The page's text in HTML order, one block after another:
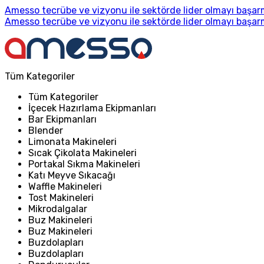
Amesso tecrübe ve vizyonu ile sektörde lider olmayı
Amesso tecrübe ve vizyonu ile sektörde lider olmayı
Tüm Kategoriler
Tüm Kategoriler
İçecek Hazırlama Ekipmanları
Bar Ekipmanları
Blender
Limonata Makineleri
Sıcak Çikolata Makineleri
Portakal Sıkma Makineleri
Katı Meyve Sıkacağı
Waffle Makineleri
Tost Makineleri
Mikrodalgalar
Buz Makineleri
Buz Makineleri
Buzdolapları
Buzdolapları